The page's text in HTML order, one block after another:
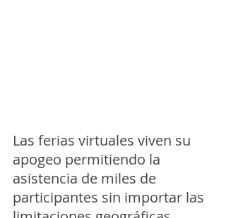
Las ferias virtuales viven su
apogeo permitiendo la
asistencia de miles de
participantes sin importar las